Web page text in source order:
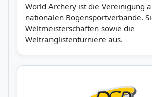
World Archery ist die Vereinigung
nationalen Bogensportverbände.
Weltmeisterschaften sowie die
Weltranglistenturniere aus.